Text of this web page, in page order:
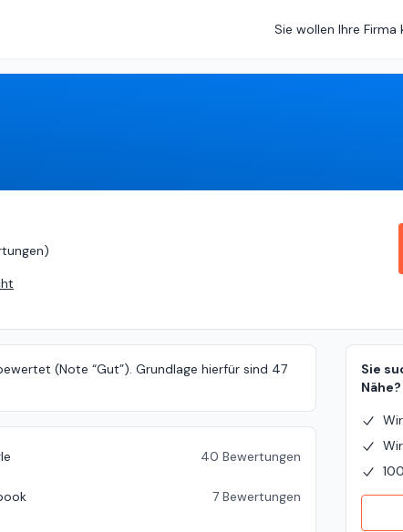
Sie wollen Ihre
)
(Note “Gut”). Grundlage hierfür sind 47
40 Bewertungen
7 Bewertungen
Sie
Nähe?